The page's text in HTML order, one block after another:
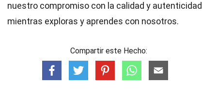
nuestro compromiso con la calidad y autenticidad
mientras exploras y aprendes con nosotros.
Compartir este Hecho: